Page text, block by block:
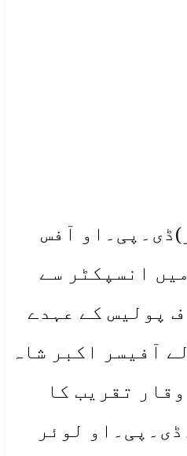
آفس
انسپکٹر سے
پولیس کے عہدے
آفیسر اکبر شاہ
تقریب کا
لوئر